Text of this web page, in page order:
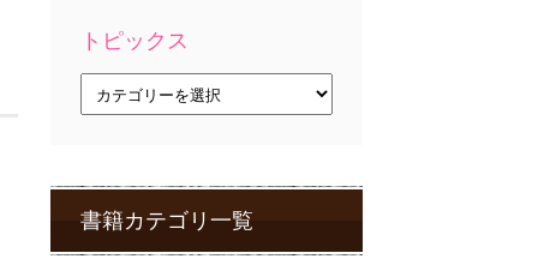
トピックス
ス
書籍カテゴリ一覧